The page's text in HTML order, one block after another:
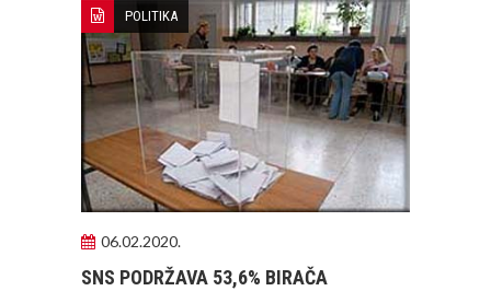
POLITIKA
06.02.2020.
SNS PODRŽAVA 53,6% BIRAČA